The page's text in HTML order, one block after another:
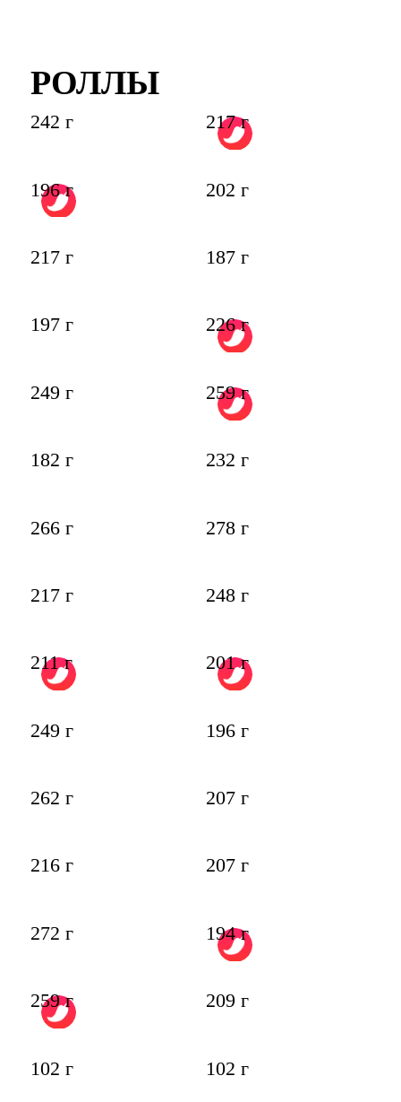
РОЛЛЫ
242 г 217 г
196 г 202 г
217 г 187 г
197 г 226 г
249 г 259 г
182 г 232 г
266 г 278 г
217 г 248 г
211 г 201 г
249 г 196 г
262 г 207 г
216 г 207 г
272 г 194 г
259 г 209 г
102 г 102 г